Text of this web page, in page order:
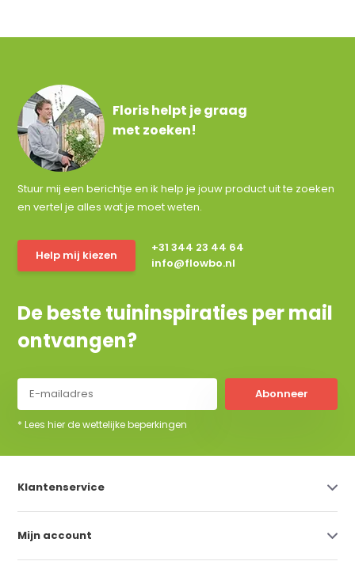
Floris helpt je graag
met zoeken!
Stuur mij een berichtje en ik help je jouw product uit te zoeken
en vertel je alles wat je moet weten.
Help mij kiezen
+31 344 23 44 64
info@flowbo.nl
De beste tuininspiraties per mail
ontvangen?
Abonneer
* Lees hier de wettelijke beperkingen
Klantenservice
Mijn account